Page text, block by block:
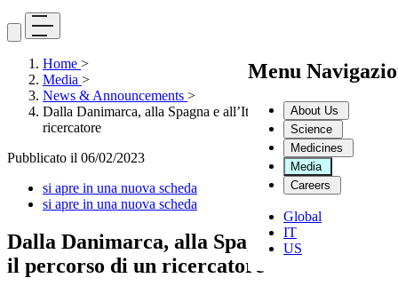
Menu
About Us
Science
Medicines
Media
Careers
Global
IT
US
Home >
Media >
News & Announcements >
Dalla Danimarca, alla Spagna e all’Italia: il percorso di un
ricercatore
Pubblicato il 06/02/2023
si apre in una nuova scheda
si apre in una nuova scheda
Dalla Danimarca, alla Spagna e all’Italia:
il percorso di un ricercatore